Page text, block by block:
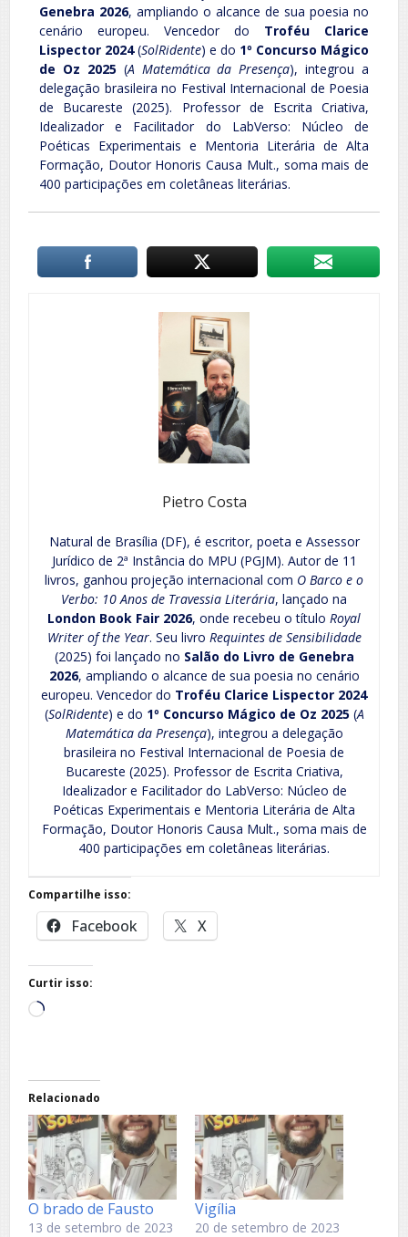
Genebra 2026, ampliando o alcance de sua poesia no
cenário europeu. Vencedor do Troféu Clarice
Lispector 2024(SolRidente) e do 1º Concurso Mágico
de Oz 2025(A Matemática da Presença), integrou a
delegação brasileira no Festival Internacional de Poesia
de Bucareste (2025). Professor de Escrita Criativa,
Idealizador e Facilitador do LabVerso: Núcleo de
Poéticas Experimentais e Mentoria Literária de Alta
Formação, Doutor Honoris Causa Mult., soma mais de
400 participações em coletâneas literárias.
Pietro Costa
Natural de Brasília (DF), é escritor, poeta e Assessor
Jurídico de 2ª Instância do MPU (PGJM). Autor de 11
livros, ganhou projeção internacional com O Barco e o
Verbo: 10 Anos de Travessia Literária, lançado na
London Book Fair 2026, onde recebeu o título Royal
Writer of the Year. Seu livro Requintes de Sensibilidade
(2025) foi lançado no Salão do Livro de Genebra
2026, ampliando o alcance de sua poesia no cenário
europeu. Vencedor do Troféu Clarice Lispector 2024
(SolRidente) e do 1º Concurso Mágico de Oz 2025(A
Matemática da Presença), integrou a delegação
brasileira no Festival Internacional de Poesia de
Bucareste (2025). Professor de Escrita Criativa,
Idealizador e Facilitador do LabVerso: Núcleo de
Poéticas Experimentais e Mentoria Literária de Alta
Formação, Doutor Honoris Causa Mult., soma mais de
400 participações em coletâneas literárias.
Compartilhe isso:
Facebook X
Curtir isso:
Carregando...
Relacionado
O brado de Fausto
13 de setembro de 2023
Vigília
20 de setembro de 2023